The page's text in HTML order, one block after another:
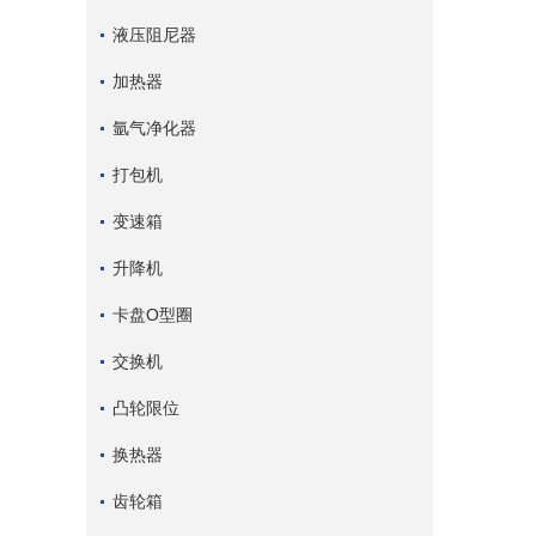
液压阻尼器
加热器
氩气净化器
打包机
变速箱
升降机
卡盘O型圈
交换机
凸轮限位
换热器
齿轮箱